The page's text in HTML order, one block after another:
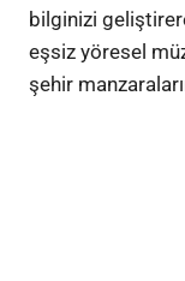
bilginizi
eşsiz yöresel
şehir